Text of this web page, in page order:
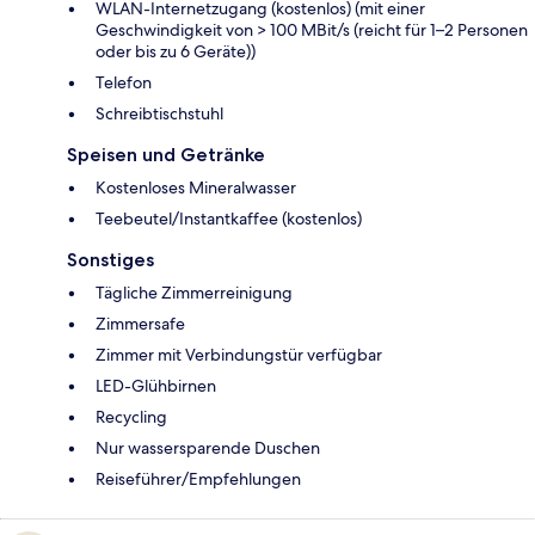
WLAN-Internetzugang (kostenlos) (mit einer
Geschwindigkeit von > 100 MBit/s (reicht für 1–2 Personen
oder bis zu 6 Geräte))
Telefon
Schreibtischstuhl
Speisen und Getränke
Kostenloses Mineralwasser
Teebeutel/Instantkaffee (kostenlos)
Sonstiges
Tägliche Zimmerreinigung
Zimmersafe
Zimmer mit Verbindungstür verfügbar
LED-Glühbirnen
Recycling
Nur wassersparende Duschen
Reiseführer/Empfehlungen